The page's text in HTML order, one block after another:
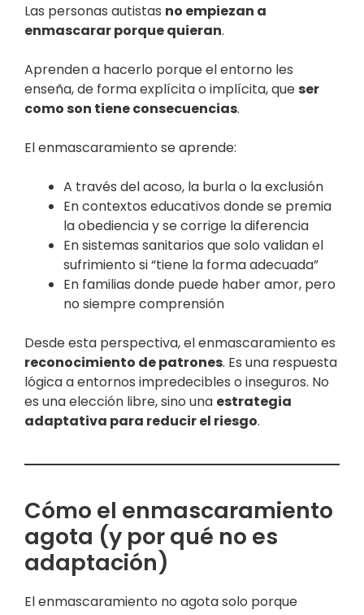
Las personas autistas no empiezan a
enmascarar porque quieran.
Aprenden a hacerlo porque el entorno les
enseña, de forma explícita o implícita, que ser
como son tiene consecuencias.
El enmascaramiento se aprende:
A través del acoso, la burla o la exclusión
En contextos educativos donde se premia
la obediencia y se corrige la diferencia
En sistemas sanitarios que solo validan el
sufrimiento si “tiene la forma adecuada”
En familias donde puede haber amor, pero
no siempre comprensión
Desde esta perspectiva, el enmascaramiento es
reconocimiento de patrones. Es una respuesta
lógica a entornos impredecibles o inseguros. No
es una elección libre, sino una estrategia
adaptativa para reducir el riesgo.
Cómo el enmascaramiento
agota (y por qué no es
adaptación)
El enmascaramiento no agota solo porque